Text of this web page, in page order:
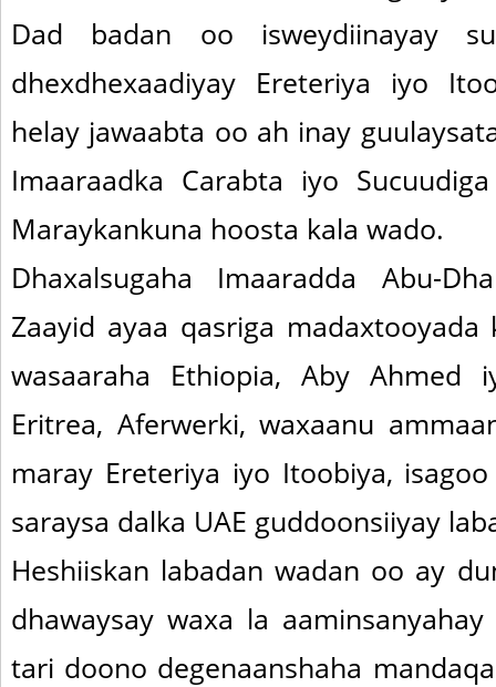
Dad badan oo isweydiinayay
dhexdhexaadiyay Ereteriya iyo
helay jawaabta oo ah inay
Imaaraadka Carabta iyo
Maraykankuna hoosta kala wado.
Dhaxalsugaha Imaaradda Abu-
Zaayid ayaa qasriga madaxtooyada
wasaaraha Ethiopia, Aby Ahmed
Eritrea, Aferwerki, waxaanu
maray Ereteriya iyo Itoobiya,
saraysa dalka UAE guddoonsiiyay
Heshiiskan labadan wadan oo ay
dhawaysay waxa la
tari doono degenaanshaha